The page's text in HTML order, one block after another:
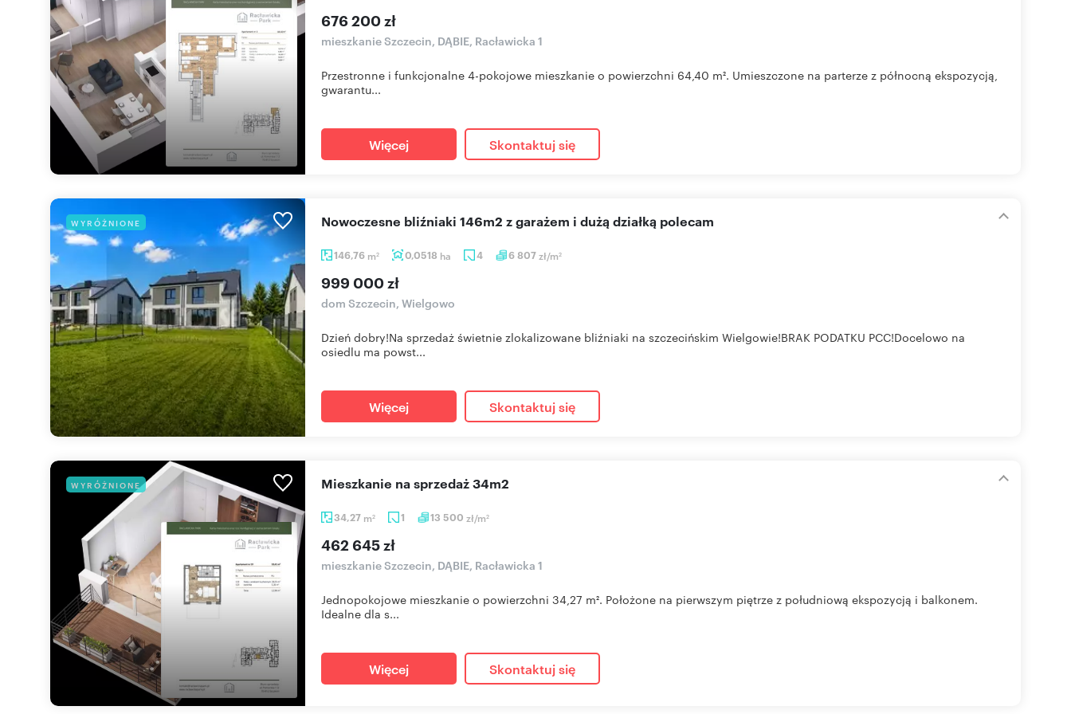
676 200 zł
mieszkanie Szczecin, DĄBIE, Racławicka 1
Przestronne i funkcjonalne 4-pokojowe mieszkanie o powierzchni 64,40 m². Umieszczone na parterze z północną ekspozycją,
gwarantu...
Więcej Skontaktuj się
WYRÓŻNIONE
146,76 m2 0,0518 ha 4 6 807zł/m2
Nowoczesne bliźniaki 146m2 z garażem i dużą działką polecam
999 000 zł
dom Szczecin, Wielgowo
Dzień dobry!Na sprzedaż świetnie zlokalizowane bliźniaki na szczecińskim Wielgowie!BRAK PODATKU PCC!Docelowo na
osiedlu ma powst...
Więcej Skontaktuj się
WYRÓŻNIONE
34,27 m2 1 13 500 zł/m2
mieszkanie na sprzedaż 34m2
462 645 zł
mieszkanie Szczecin, DĄBIE, Racławicka 1
Jednopokojowe mieszkanie o powierzchni 34,27 m². Położone na pierwszym piętrze z południową ekspozycją i balkonem.
Idealne dla s...
Więcej Skontaktuj się